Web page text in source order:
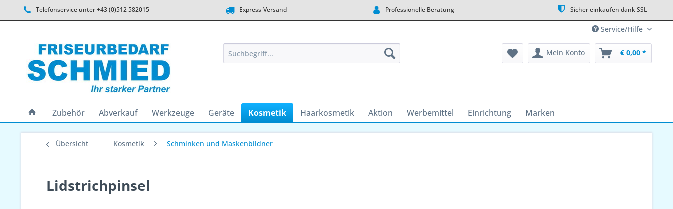
Telefonservice unter +43 (0)512 582015 Express-Versand Professionelle Beratung Sicher einkaufen dank SSL
Service/Hilfe
Mein Konto € 0,00 *
Zubehör Abverkauf Werkzeuge Geräte Kosmetik Haarkosmetik Aktion Werbemittel Einrichtung Marken
Übersicht Kosmetik Schminken und Maskenbildner
Lidstrichpinsel